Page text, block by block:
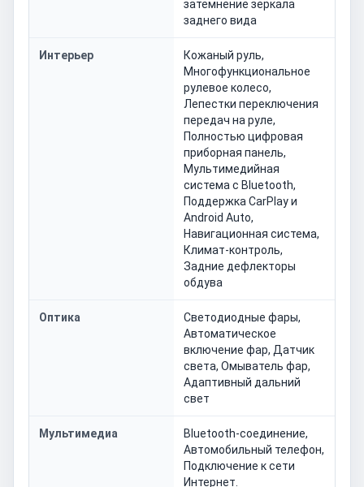
затемнение зеркала
заднего вида
Интерьер
Кожаный руль,
Многофункциональное
рулевое колесо,
Лепестки переключения
передач на руле,
Полностью цифровая
приборная панель,
Мультимедийная
система с Bluetooth,
Поддержка CarPlay и
Android Auto,
Навигационная система,
Климат-контроль,
Задние дефлекторы
обдува
Оптика
Светодиодные фары,
Автоматическое
включение фар, Датчик
света, Омыватель фар,
Адаптивный дальний
свет
Мультимедиа
Bluetooth-соединение,
Автомобильный телефон,
Подключение к сети
Интернет.